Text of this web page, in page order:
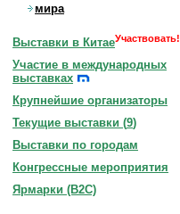
мира
Выставки в КитаеУчаствовать!
Участие в международных
выставках
Крупнейшие организаторы
Текущие выставки (9)
Выставки по городам
Конгрессные мероприятия
Ярмарки (B2C)